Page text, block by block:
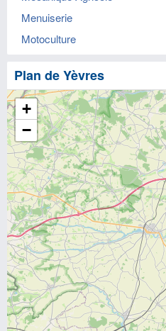
Menuiserie
Motoculture
Plan de Yèvres
+
−